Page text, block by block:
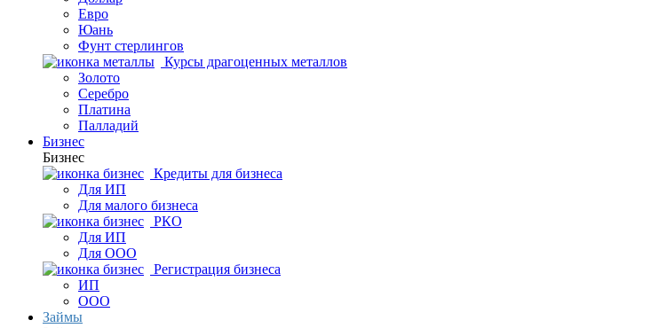
Евро
Юань
Фунт стерлингов
Курсы драгоценных металлов
Золото
Серебро
Платина
Палладий
Бизнес
Бизнес
Кредиты для бизнеса
Для ИП
Для малого бизнеса
РКО
Для ИП
Для ООО
Регистрация бизнеса
ИП
ООО
Займы